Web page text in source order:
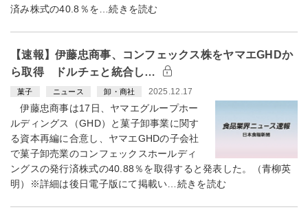
済み株式の40.8％を…続きを読む
【速報】伊藤忠商事、コンフェックス株をヤマエGHDか
ら取得 ドルチェと統合し…
菓子 ニュース 卸・商社 2025.12.17
伊藤忠商事は17日、ヤマエグループホー
ルディングス（GHD）と菓子卸事業に関す
る資本再編に合意し、ヤマエGHDの子会社
で菓子卸売業のコンフェックスホールディ
ングスの発行済株式の40.88％を取得すると発表した。（青柳英
明）※詳細は後日電子版にて掲載い…続きを読む